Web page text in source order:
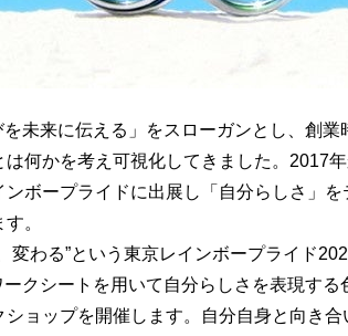
未来に伝える」をスローガンとし、創業
何かを考え可視化してきました。2017
ボープライドに出展し「自分らしさ」
。
わる”という東京レインボープライド
クシートを用いて自分らしさを表現する
ョップを開催します。自分自身と向き